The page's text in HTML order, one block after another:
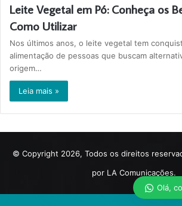
Leite Vegetal em Pó: Conheça os
Como Utilizar
Nos últimos anos, o leite vegetal tem
alimentação de pessoas que buscam
origem…
Leia mais »
© Copyright 2026, Todos os direitos
por LA Comunicações.
Olá,